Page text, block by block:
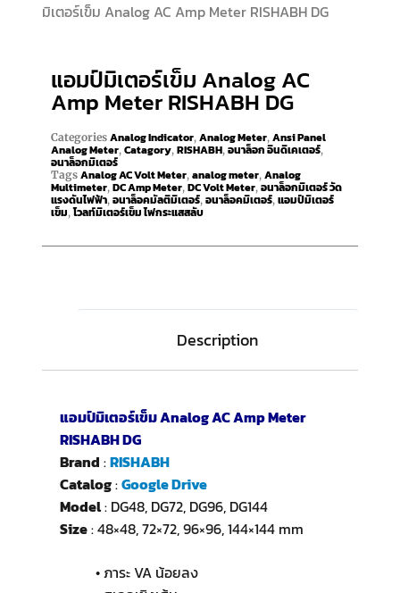
มิเตอร์เข็ม Analog AC Amp Meter RISHABH DG
แอมป์มิเตอร์เข็ม Analog AC
Amp Meter RISHABH DG
Categories Analog Indicator, Analog Meter, Ansi Panel
Analog Meter, Catagory, RISHABH, อนาล็อก อินดิเคเตอร์,
อนาล็อกมิเตอร์
Tags Analog AC Volt Meter, analog meter, Analog
Multimeter, DC Amp Meter, DC Volt Meter, อนาล็อกมิเตอร์ วัด
แรงดันไฟฟ้า, อนาล็อคมัลติมิเตอร์, อนาล็อคมิเตอร์, แอมป์มิเตอร์
เข็ม,โวลท์มิเตอร์เข็ม ไฟกระแสสลับ
Description
แอมป์มิเตอร์เข็ม Analog AC Amp Meter
RISHABH DG
Brand :RISHABH
Catalog:Google Drive
Model: DG48, DG72, DG96, DG144
Size: 48×48, 72×72, 96×96, 144×144 mm
• ภาระ VA น้อยลง